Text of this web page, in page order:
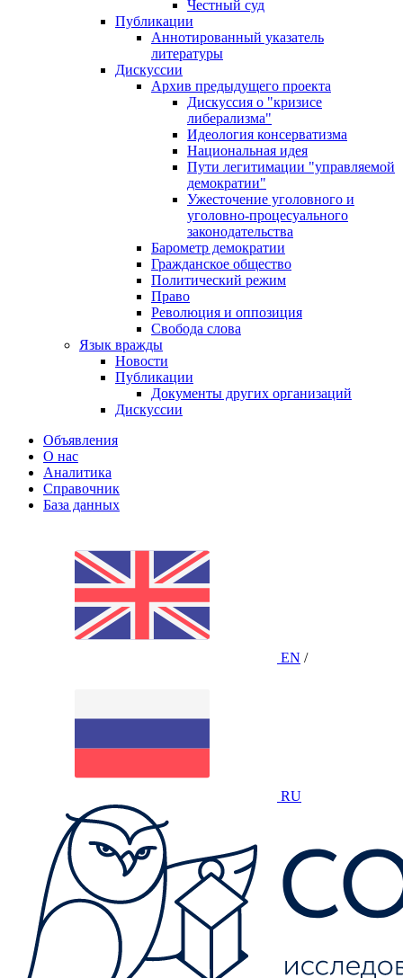
Честный суд
Публикации
Аннотированный указатель
литературы
Дискуссии
Архив предыдущего проекта
Дискуссия о "кризисе
либерализма"
Идеология консерватизма
Национальная идея
Пути легитимации "управляемой
демократии"
Ужесточение уголовного и
уголовно-процесуального
законодательства
Барометр демократии
Гражданское общество
Политический режим
Право
Революция и оппозиция
Свобода слова
Язык вражды
Новости
Публикации
Документы других организаций
Дискуссии
Объявления
О нас
Аналитика
Справочник
База данных
EN /
RU